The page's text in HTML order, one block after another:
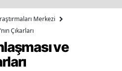
Merkezi
Çıkarları
ve